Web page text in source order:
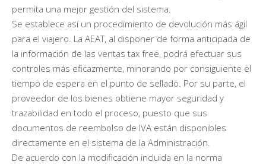
permita una mejor gestión del sistema.
Se establece así un procedimiento de devolución más ágil
para el viajero. La AEAT, al disponer de forma anticipada de
la información de las ventas tax free, podrá efectuar sus
controles más eficazmente, minorando por consiguiente el
tiempo de espera en el punto de sellado. Por su parte, el
proveedor de los bienes obtiene mayor seguridad y
trazabilidad en todo el proceso, puesto que sus
documentos de reembolso de IVA están disponibles
directamente en el sistema de la Administración.
De acuerdo con la modificación incluida en la norma